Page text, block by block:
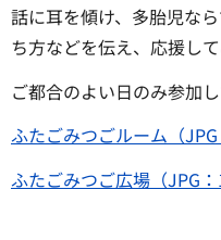
話に耳を傾け、多胎児な
ち方などを伝え、応援し
ご都合のよい日のみ参加
ふたごみつごルーム（JPG
ふたごみつご広場（JPG：